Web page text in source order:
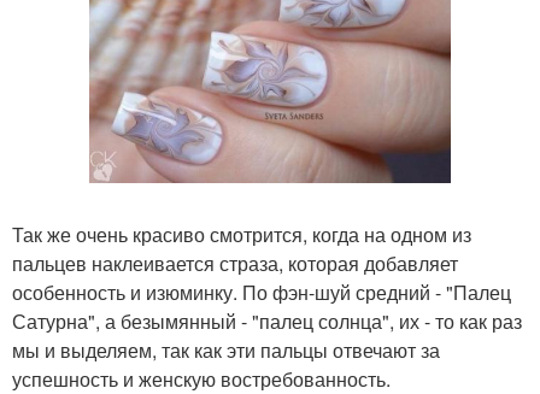
Так же очень красиво смотрится, когда на одном из
пальцев наклеивается страза, которая добавляет
особенность и изюминку. По фэн-шуй средний - "Палец
Сатурна", а безымянный - "палец солнца", их - то как раз
мы и выделяем, так как эти пальцы отвечают за
успешность и женскую востребованность.